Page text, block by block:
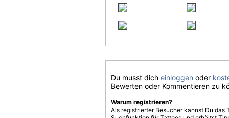
Du musst dich einloggen oder
Bewerten oder Kommentieren zu
Warum registrieren?
Als registrierter Besucher kannst Du